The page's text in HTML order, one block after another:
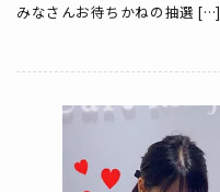
みなさんお待ちかねの抽選 […]